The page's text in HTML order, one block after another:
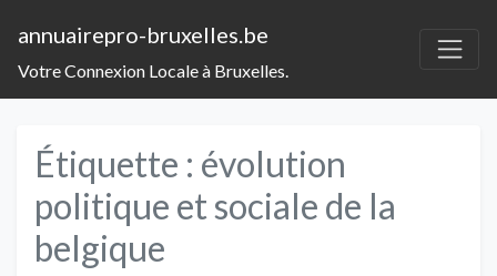
annuairepro-bruxelles.be
Votre Connexion Locale à Bruxelles.
Étiquette : évolution
politique et sociale de la
belgique